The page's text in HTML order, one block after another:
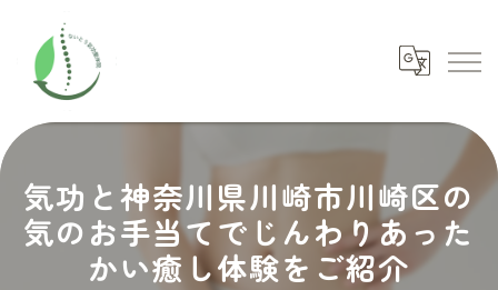
気功と神奈川県川崎市川崎区の
気のお手当てでじんわりあった
かい癒し体験をご紹介